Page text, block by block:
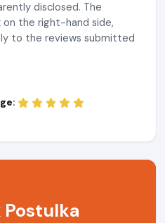
disclosed. The
the right-hand side,
to the reviews submitted
Postulka